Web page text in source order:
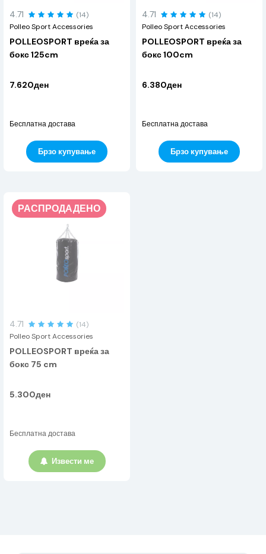
4.71
(14)
Polleo Sport Accessories
POLLEOSPORT вреќа за
бокс 125cm
7.620ден
Бесплатна достава
Брзо купување
4.71
(14)
Polleo Sport Accessories
POLLEOSPORT вреќа за
бокс 100cm
6.380ден
Бесплатна достава
Брзо купување
РАСПРОДАДЕНО
4.71
(14)
Polleo Sport Accessories
POLLEOSPORT вреќа за
бокс 75 cm
5.300ден
Бесплатна достава
Извести ме